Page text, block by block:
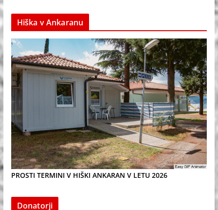
Hiška v Ankaranu
PROSTI TERMINI V HIŠKI ANKARAN V LETU 2026
Donatorji